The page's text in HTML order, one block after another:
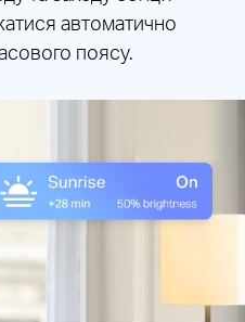
автоматично
поясу.